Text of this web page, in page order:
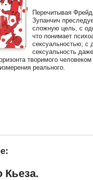
Перечитывая
Зупанчич
сложную цель, с
что понимает
сексуальностью; с
сексуальность
творимого
реального.
Кьеза.